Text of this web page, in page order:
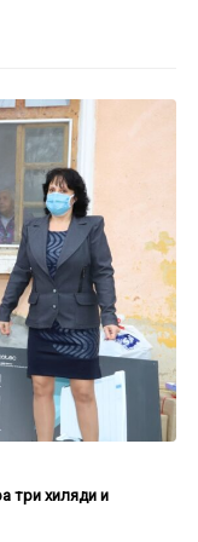
хиляди и